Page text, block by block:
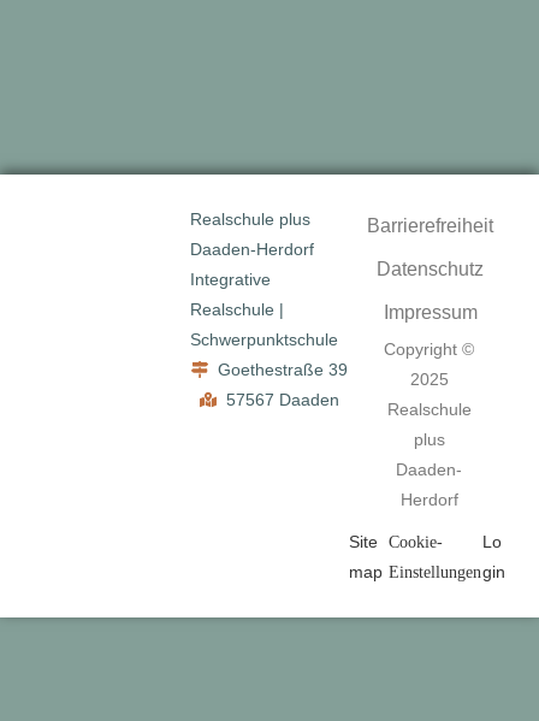
Realschule plus
Daaden-Herdorf
Integrative
Realschule |
Schwerpunktschule
Goethestraße 39
57567 Daaden
Barrierefreiheit
Datenschutz
Impressum
Copyright ©
2025
Realschule
plus
Daaden-
Herdorf
Site
map
Cookie-
Einstellungen
Lo
gin